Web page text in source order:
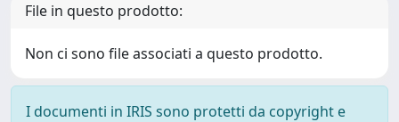
File in questo prodotto:
Non ci sono file associati a questo prodotto.
I documenti in IRIS sono protetti da copyright e